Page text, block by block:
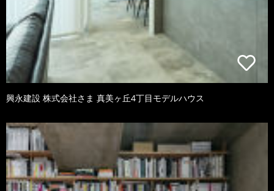
興永建設 株式会社さま 真美ヶ丘4丁目モデルハウス